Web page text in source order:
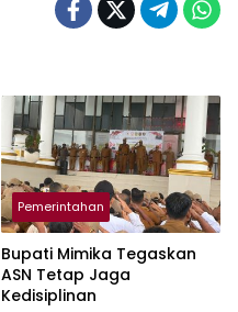
Pemerintahan
Bupati Mimika Tegaskan
ASN Tetap Jaga
Kedisiplinan